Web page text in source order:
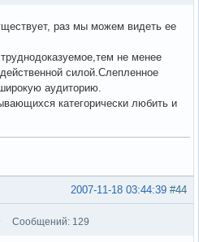
раз мы можем видеть ее
не менее
силой.Слепленное
аудиторию.
категорически любить и
#44
2007-11-18 03:44:39
Сообщений: 129